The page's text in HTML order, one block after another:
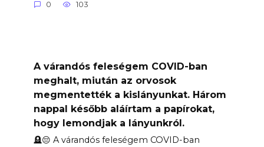
0 103
A várandós feleségem COVID-ban
meghalt, miután az orvosok
megmentették a kislányunkat. Három
nappal később aláírtam a papírokat,
hogy lemondjak a lányunkról.
🪦😔 A várandós feleségem COVID-ban